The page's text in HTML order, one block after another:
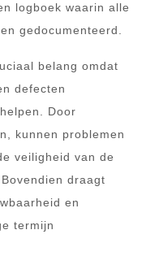
logboek waarin alle
gedocumenteerd.
belang omdat
defecten
Door
kunnen problemen
veiligheid van de
draagt
en
termijn